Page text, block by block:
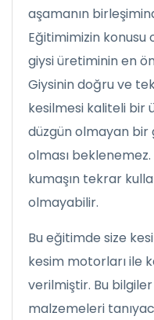
aşamanın
Eğitimimizin konusu
giysi üretiminin en
Giysinin doğru ve
kesilmesi kaliteli bir
düzgün olmayan bir
olması
kumaşın tekrar
olmayabilir.
Bu eğitimde size
kesim motorları ile
verilmiştir. Bu
malzemeleri